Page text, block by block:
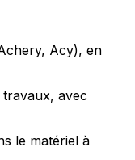
Acy), en
avec
le matériel à